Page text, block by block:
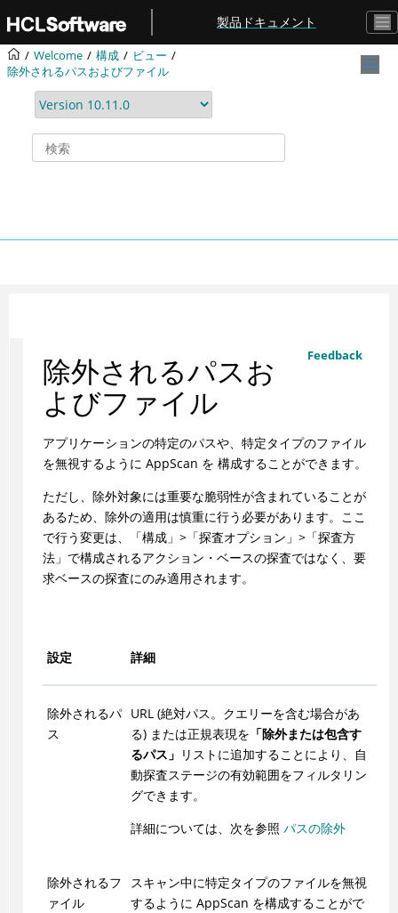
メインコンテンツにジャンプ
製品ドキュメント
Welcome 構成
ビュー
除外されるパスおよびファイル
Feedback
除外されるパスお
よびファイル
アプリケーションの特定のパスや、特定タイプのファイル
を無視するように AppScan を 構成することができます。
ただし、除外対象には重要な脆弱性が含まれていることが
あるため、除外の適用は慎重に行う必要があります。ここ
で行う変更は、「構成」>「探査オプション」>「探査方
法」で構成されるアクション・ベースの探査ではなく、要
求ベースの探査にのみ適用されます。
設定 詳細
除外されるパ
ス
URL (絶対パス。クエリーを含む場合があ
る) または正規表現を 「除外または包含す
るパス」 リストに追加することにより、自
動探査ステージの有効範囲をフィルタリン
グできます。
詳細については、次を参照 パスの除外
除外されるフ
ァイル
スキャン中に特定タイプのファイルを無視
するように AppScan を構成することがで